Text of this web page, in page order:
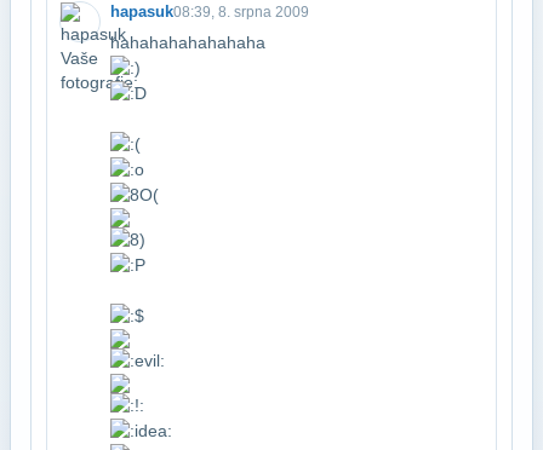
hapasuk08:39, 8. srpna 2009
hahahahahahahaha